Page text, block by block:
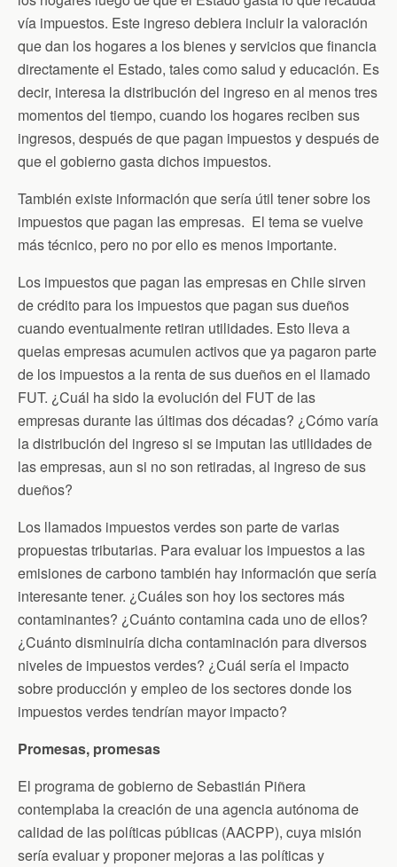
vía impuestos. Este ingreso debiera incluir la valoración
que dan los hogares a los bienes y servicios que financia
directamente el Estado, tales como salud y educación. Es
decir, interesa la distribución del ingreso en al menos tres
momentos del tiempo, cuando los hogares reciben sus
ingresos, después de que pagan impuestos y después de
que el gobierno gasta dichos impuestos.
También existe información que sería útil tener sobre los
impuestos que pagan las empresas. El tema se vuelve
más técnico, pero no por ello es menos importante.
Los impuestos que pagan las empresas en Chile sirven
de crédito para los impuestos que pagan sus dueños
cuando eventualmente retiran utilidades. Esto lleva a
quelas empresas acumulen activos que ya pagaron parte
de los impuestos a la renta de sus dueños en el llamado
FUT. ¿Cuál ha sido la evolución del FUT de las
empresas durante las últimas dos décadas? ¿Cómo varía
la distribución del ingreso si se imputan las utilidades de
las empresas, aun si no son retiradas, al ingreso de sus
dueños?
Los llamados impuestos verdes son parte de varias
propuestas tributarias. Para evaluar los impuestos a las
emisiones de carbono también hay información que sería
interesante tener. ¿Cuáles son hoy los sectores más
contaminantes? ¿Cuánto contamina cada uno de ellos?
¿Cuánto disminuiría dicha contaminación para diversos
niveles de impuestos verdes? ¿Cuál sería el impacto
sobre producción y empleo de los sectores donde los
impuestos verdes tendrían mayor impacto?
Promesas, promesas
El programa de gobierno de Sebastián Piñera
contemplaba la creación de una agencia autónoma de
calidad de las políticas públicas (AACPP), cuya misión
sería evaluar y proponer mejoras a las políticas y